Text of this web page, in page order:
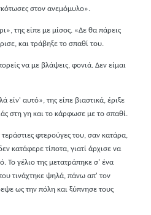
στον ανεμόμυλο».
της είπε με μίσος. «Δε θα πάρεις
και τράβηξε το σπαθί του.
να με βλάψεις, φονιά. Δεν είμαι
είν' αυτό», της είπε βιαστικά, έριξε
στη γη και το κάρφωσε με το σπαθί.
φτερούγες του, σαν κατάρα,
κατάφερε τίποτα, γιατί άρχισε να
Το γέλιο της μετατράπηκε σ' ένα
τινάχτηκε ψηλά, πάνω απ' τον
ως την πόλη και ξύπνησε τους